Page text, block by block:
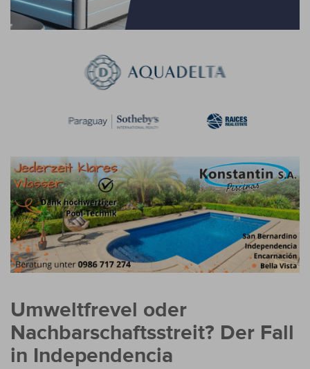
Umweltfrevel oder
Nachbarschaftsstreit? Der Fall
in Independencia